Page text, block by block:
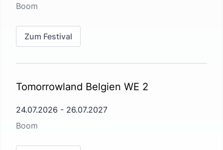
Boom
Zum Festival
Tomorrowland Belgien WE 2
24.07.2026 - 26.07.2027
Boom